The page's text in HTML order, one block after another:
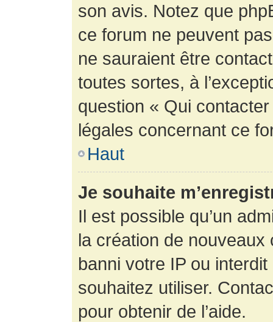
son avis. Notez que
ce forum ne peuvent
ne sauraient être
toutes sortes, à
question « Qui
légales concernant ce
Haut
Je souhaite
Il est possible qu’un
la création de
banni votre IP ou
souhaitez utiliser.
pour obtenir de l’aide.